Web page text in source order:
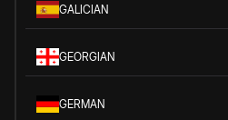
GALICIAN
GEORGIAN
GERMAN